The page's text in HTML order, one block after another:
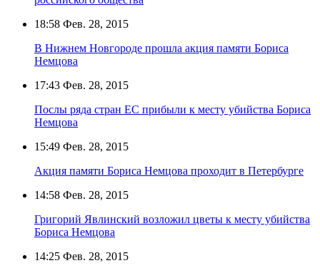
18:58 Фев. 28, 2015
В Нижнем Новгороде прошла акция памяти Бориса
Немцова
17:43 Фев. 28, 2015
Послы ряда стран ЕС прибыли к месту убийства Бориса
Немцова
15:49 Фев. 28, 2015
Акция памяти Бориса Немцова проходит в Петербурге
14:58 Фев. 28, 2015
Григорий Явлинский возложил цветы к месту убийства
Бориса Немцова
14:25 Фев. 28, 2015